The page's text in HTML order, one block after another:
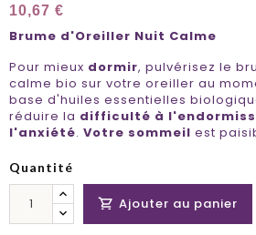
10,67 €
Brume d'Oreiller Nuit Calme
Pour mieux dormir, pulvérisez le
calme bio sur votre oreiller au
base d'huiles essentielles
réduire la difficulté à
l'anxiété. Votre sommeil est
Quantité
 Ajouter au panier